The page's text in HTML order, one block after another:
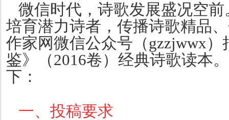
微信时代，诗歌发展盛况空
培育潜力诗者，传播诗歌精品
作家网微信公众号（gzzjwwx
鉴》（2016卷）经典诗歌读本
下：
一、投稿要求